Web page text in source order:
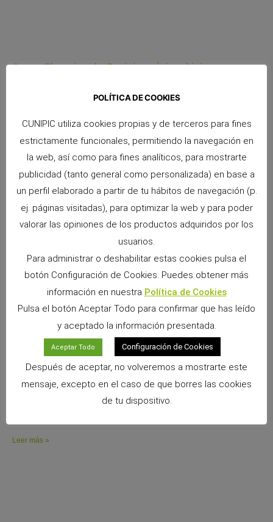
Arena Clumping de Cunipic: máxima higiene,
sido tan sencillo. La Arena Clumping de Cunipic ha sido
desarrollada para ofrecer una solución higiénica, eficiente y
Leer más »
Cómo ayudar a conejos y roedores con estrés
durante los viajes y visitas al veterinario
22 mayo, 2026 No hay comentarios
¿Tu conejo, cobaya, hámster o pequeño roedor se pone
nervioso cuando sale de casa? Para ellos, viajar no siempre
Leer más »
POLÍTICA DE COOKIES
CUNIPIC utiliza cookies propias y de terceros para fines
estrictamente funcionales, permitiendo la navegación en
la web, así como para fines analíticos, para mostrarte
publicidad (tanto general como personalizada) en base a
un perfil elaborado a partir de tu hábitos de navegación (p.
ej. páginas visitadas), para optimizar la web y para poder
valorar las opiniones de los productos adquiridos por los
usuarios.
Para administrar o deshabilitar estas cookies pulsa el
botón Configuración de Cookies. Puedes obtener más
información en nuestra Política de Cookies
Pulsa el botón Aceptar Todo para confirmar que has leído
y aceptado la información presentada.
Aceptar Todo Configuración de Cookies
Después de aceptar, no volveremos a mostrarte este
mensaje, excepto en el caso de que borres las cookies
de tu dispositivo.